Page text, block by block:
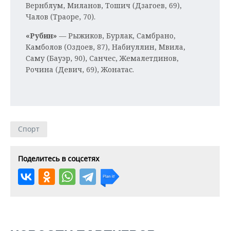
Вернблум, Миланов, Тошич (Дзагоев, 69),
Чалов (Траоре, 70).
«Рубин» — Рыжиков, Бурлак, Самбрано,
Камболов (Оздоев, 87), Набиуллин, Мвила,
Саму (Бауэр, 90), Санчес, Жемалетдинов,
Рочина (Девич, 69), Жонатас.
Спорт
Поделитесь в соцсетях